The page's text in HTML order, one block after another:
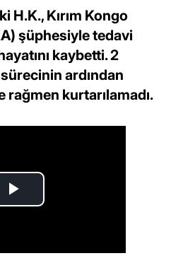
H.K., Kırım Kongo
şüphesiyle tedavi
kaybetti. 2
ardından
rağmen kurtarılamadı.